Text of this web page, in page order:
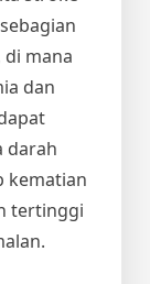
mana
dan
darah
kematian
tertinggi